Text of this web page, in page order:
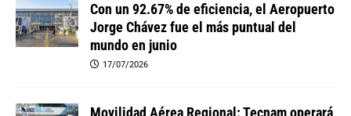
Con un 92.67% de eficiencia, el Aeropuerto
Jorge Chávez fue el más puntual del
mundo en junio
17/07/2026